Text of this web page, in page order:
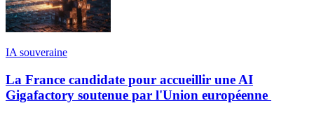
IA souveraine
La France candidate pour accueillir une AI
Gigafactory soutenue par l'Union européenne